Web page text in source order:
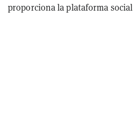
proporciona la plataforma social